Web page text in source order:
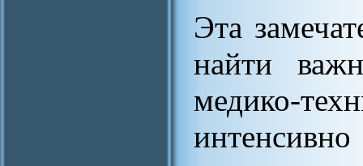
Эта
найти
медико-